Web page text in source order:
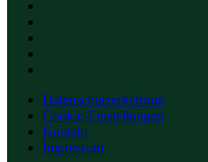
Datenschutzerklärung
Cookie-Einstellungen
Kontakt
Impressum